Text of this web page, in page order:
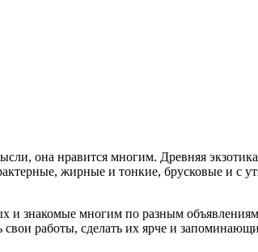
она нравится многим. Древняя
жирные и тонкие, брусковые и с
знакомые многим по разным
работы, сделать их ярче и